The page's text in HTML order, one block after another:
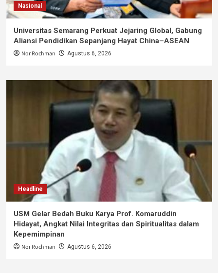
Nasional
Universitas Semarang Perkuat Jejaring Global, Gabung
Aliansi Pendidikan Sepanjang Hayat China–ASEAN
Nor Rochman Agustus 6, 2026
Headline
USM Gelar Bedah Buku Karya Prof. Komaruddin
Hidayat, Angkat Nilai Integritas dan Spiritualitas dalam
Kepemimpinan
Nor Rochman Agustus 6, 2026